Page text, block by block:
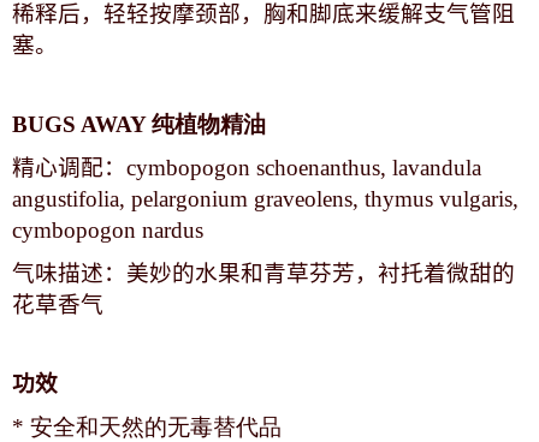
稀释后，轻轻按摩颈部，胸和脚底来缓解支气管阻
塞。
BUGS AWAY 纯植物精油
精心调配： cymbopogon schoenanthus, lavandula
angustifolia, pelargonium graveolens, thymus vulgaris,
cymbopogon nardus
气味描述：美妙的水果和青草芬芳，衬托着微甜的
花草香气
功效
* 安全和天然的无毒替代品